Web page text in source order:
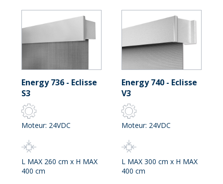
Energy 736 - Eclisse
S3
Moteur: 24VDC
L MAX 260 cm x H MAX
400 cm
Energy 740 - Eclisse
V3
Moteur: 24VDC
L MAX 300 cm x H MAX
400 cm